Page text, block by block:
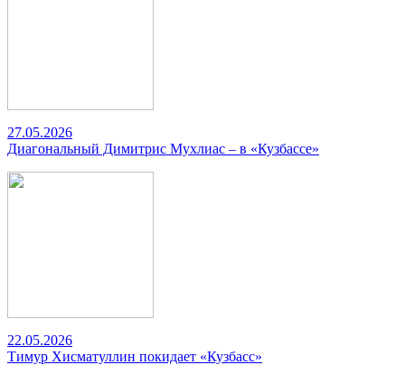
27.05.2026
Диагональный Димитрис Мухлиас – в «Кузбассе»
22.05.2026
Тимур Хисматуллин покидает «Кузбасс»